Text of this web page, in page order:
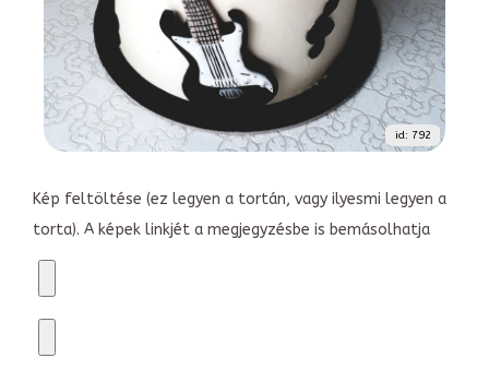
id: 792
Kép feltöltése (ez legyen a tortán, vagy ilyesmi legyen a
torta). A képek linkjét a megjegyzésbe is bemásolhatja